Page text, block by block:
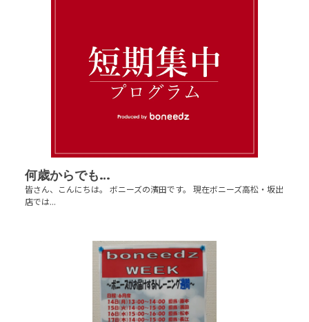
何歳からでも…
皆さん、こんにちは。 ボニーズの濱田です。 現在ボニーズ高松・坂出
店では...